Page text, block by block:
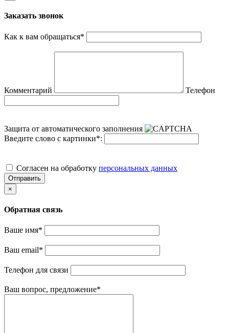
Заказать звонок
Как к вам обращаться*
Комментарий Телефон
Защита от автоматического заполнения
Введите слово с картинки*:
Cогласен на обработку персональных данных
Отправить
×
Обратная связь
Ваше имя*
Ваш email*
Телефон для связи
Ваш вопрос, предложение*